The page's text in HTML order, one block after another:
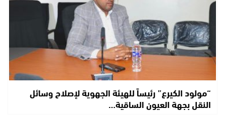
“مولود الكيرع” رئيساً للهيئة الجهوية لإصلاح وسائل
النقل بجهة العيون الساقية…